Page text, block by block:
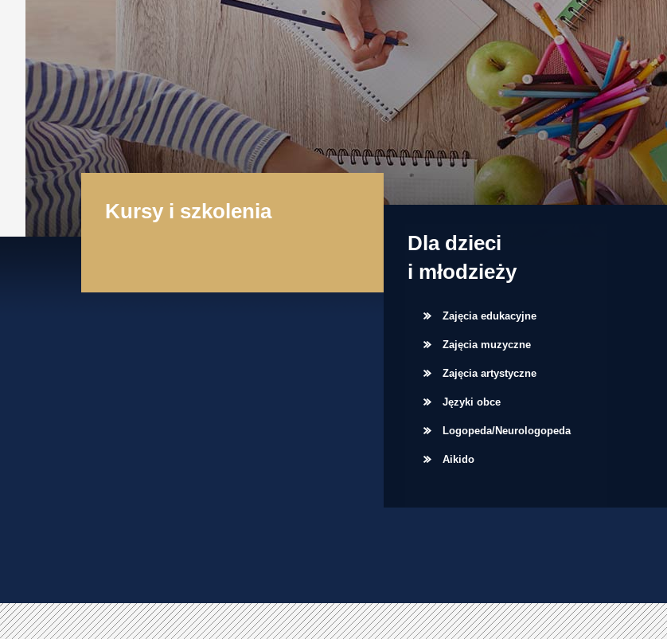
Kursy i szkolenia
Dla dzieci
i młodzieży
Zajęcia edukacyjne
Zajęcia muzyczne
Zajęcia artystyczne
Języki obce
Logopeda/Neurologopeda
Aikido